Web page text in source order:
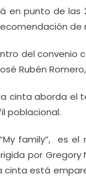
en punto de las
de
del convenio
Rubén
cinta aborda el
poblacional.
family”, es
por
cinta está